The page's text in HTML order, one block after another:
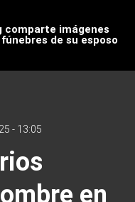
comparte imágenes
de su esposo
- 13:05
en